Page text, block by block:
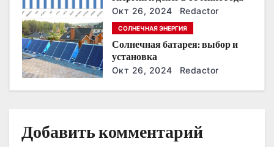
п
и
с
я
Окт 26, 2024 Redactor
СОЛНЕЧНАЯ ЭНЕРГИЯ
Солнечная батарея: выбор и
установка
Окт 26, 2024 Redactor
Добавить комментарий